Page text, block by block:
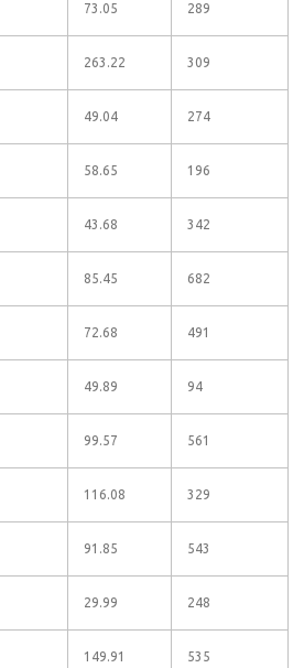
73.05 289
263.22 309
49.04 274
58.65 196
43.68 342
85.45 682
72.68 491
49.89 94
99.57 561
116.08 329
91.85 543
29.99 248
149.91 535